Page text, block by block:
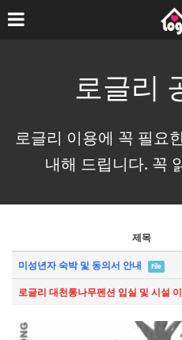
로글리
로글리 이용에 꼭 필요
내해 드립니다. 꼭
제목
미성년자 숙박 및 동의서 안내 File
로글리 대천통나무펜션 입실 및 시설